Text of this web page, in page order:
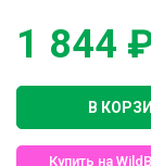
1 844
В
Купить на